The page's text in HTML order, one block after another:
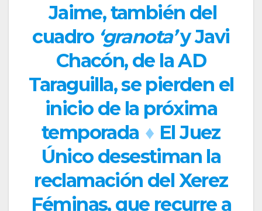
Jaime, también del
cuadro ‘granota’y Javi
Chacón, de la AD
Taraguilla, se pierden el
inicio de la próxima
temporada ♦ El Juez
Único desestiman la
reclamación del Xerez
Féminas, que recurre a